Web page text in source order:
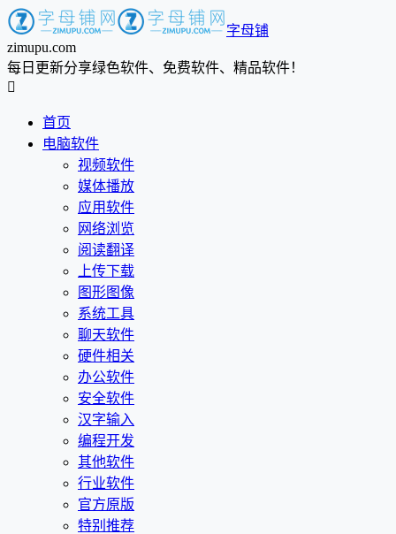
字母铺
zimupu.com
每日更新分享绿色软件、免费软件、精品软件！

首页
电脑软件
视频软件
媒体播放
应用软件
网络浏览
阅读翻译
上传下载
图形图像
系统工具
聊天软件
硬件相关
办公软件
安全软件
汉字输入
编程开发
其他软件
行业软件
官方原版
特别推荐